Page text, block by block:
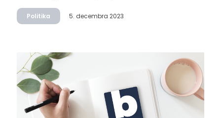
Politika 5. decembra 2023